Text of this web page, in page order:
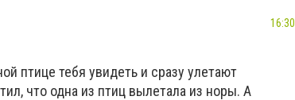
птице тебя увидеть и сразу улетают
что одна из птиц вылетала из норы. А
16:30